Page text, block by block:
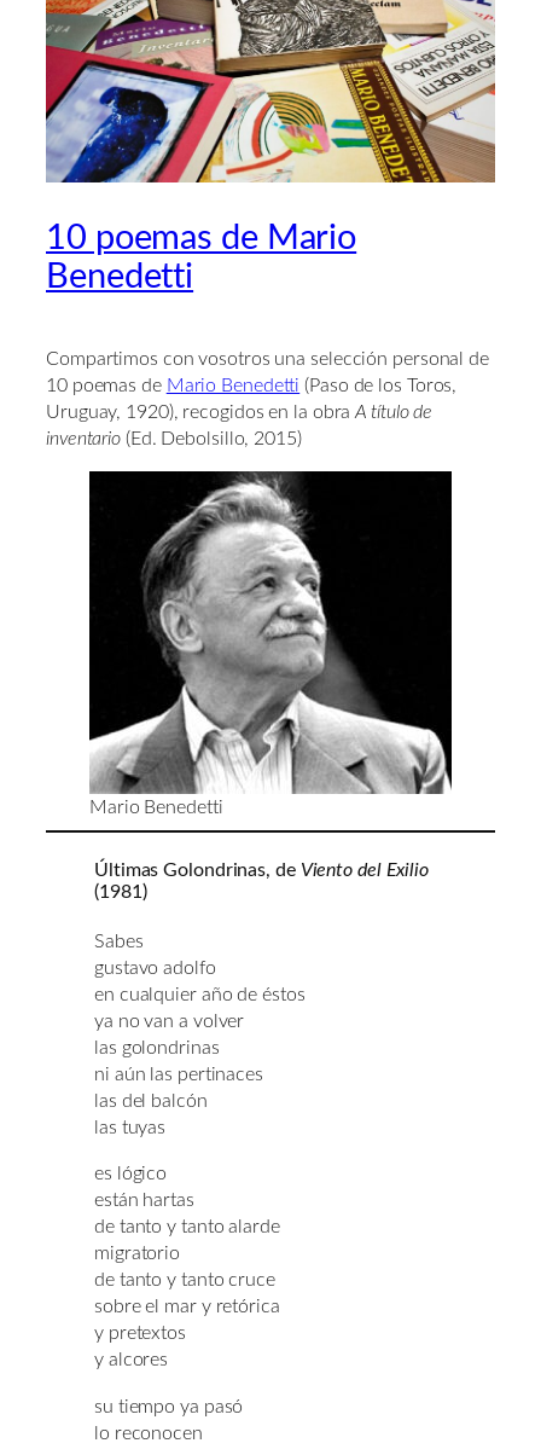
10 poemas de Mario
Benedetti
Compartimos con vosotros una selección personal de
10 poemas de Mario Benedetti (Paso de los Toros,
Uruguay, 1920), recogidos en la obraA título de
inventario (Ed. Debolsillo, 2015)
Mario Benedetti
Últimas Golondrinas, de Viento del Exilio
(1981)
Sabes
gustavo adolfo
en cualquier año de éstos
ya no van a volver
las golondrinas
ni aún las pertinaces
las del balcón
las tuyas
es lógico
están hartas
de tanto y tanto alarde
migratorio
de tanto y tanto cruce
sobre el mar y retórica
y pretextos
y alcores
su tiempo ya pasó
lo reconocen